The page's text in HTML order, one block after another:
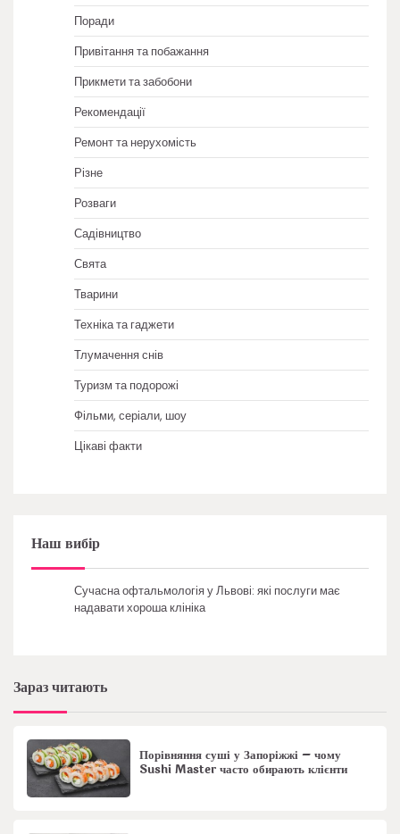
Поради
Привітання та побажання
Прикмети та забобони
Рекомендації
Ремонт та нерухомість
Різне
Розваги
Садівництво
Свята
Тварини
Техніка та гаджети
Тлумачення снів
Туризм та подорожі
Фільми, серіали, шоу
Цікаві факти
Наш вибір
Сучасна офтальмологія у Львові: які послуги має
надавати хороша клініка
Зараз читають
Порівняння суші у Запоріжжі – чому
Sushi Master часто обирають клієнти